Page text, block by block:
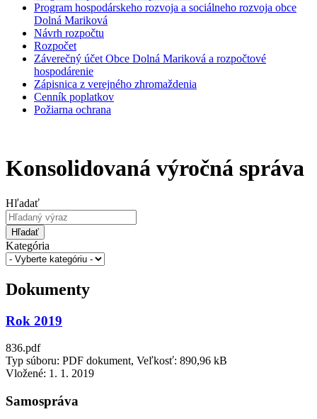
Program hospodárskeho rozvoja a sociálneho rozvoja obce
Dolná Mariková
Návrh rozpočtu
Rozpočet
Záverečný účet Obce Dolná Mariková a rozpočtové
hospodárenie
Zápisnica z verejného zhromaždenia
Cenník poplatkov
Požiarna ochrana
Konsolidovaná výročná správa
Hľadať
Hľadať
Kategória
Dokumenty
Rok 2019
836.pdf
Typ súboru: PDF dokument, Veľkosť: 890,96 kB
Vložené: 1. 1. 2019
Samospráva